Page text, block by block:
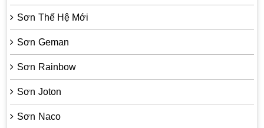
Sơn Thế Hệ Mới
Sơn Geman
Sơn Rainbow
Sơn Joton
Sơn Naco